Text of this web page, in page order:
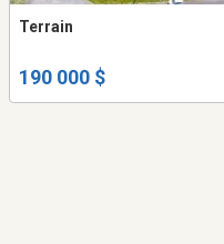
Terrain
190 000 $